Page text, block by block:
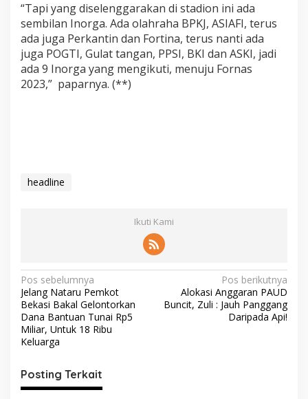
“Tapi yang diselenggarakan di stadion ini ada
sembilan Inorga. Ada olahraha BPKJ, ASIAFI, terus
ada juga Perkantin dan Fortina, terus nanti ada
juga POGTI, Gulat tangan, PPSI, BKI dan ASKI, jadi
ada 9 Inorga yang mengikuti, menuju Fornas
2023,” paparnya. (**)
headline
Ikuti Kami
Pos sebelumnya
Jelang Nataru Pemkot
Bekasi Bakal Gelontorkan
Dana Bantuan Tunai Rp5
Miliar, Untuk 18 Ribu
Keluarga
Pos berikutnya
Alokasi Anggaran PAUD
Buncit, Zuli : Jauh Panggang
Daripada Api!
Posting Terkait